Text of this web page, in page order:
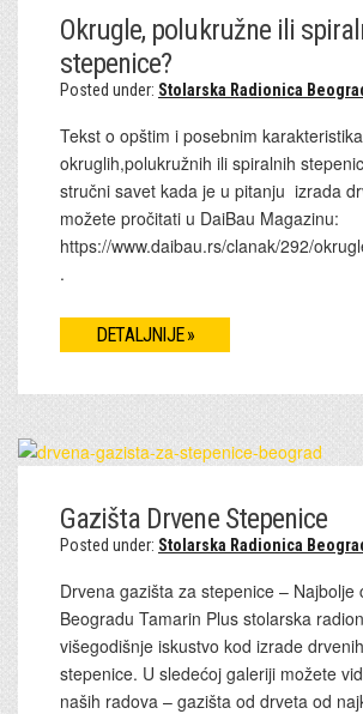
Okrugle, polukružne ili
stepenice?
Posted under: Stolarska Radionica
Tekst o opštim i posebnim
okruglih,polukružnih ili spiralnih
stručni savet kada je u pitanju izrada
možete pročitati u DaiBau Magazinu:
https://www.daibau.rs/clanak/292/
.
DETALJNIJE »
Gazišta Drvene Stepenice
Posted under: Stolarska Radionica
Drvena gazišta za stepenice – Najbolje
Beogradu Tamarin Plus stolarska
višegodišnje iskustvo kod izrade
stepenice. U sledećoj galeriji možete
naših radova – gazišta od drveta od